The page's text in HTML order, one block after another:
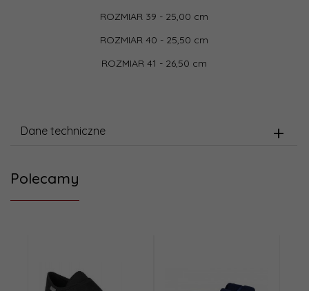
ROZMIAR 39 - 25,00 cm
ROZMIAR 40 - 25,50 cm
ROZMIAR 41 - 26,50 cm
Dane techniczne
Polecamy